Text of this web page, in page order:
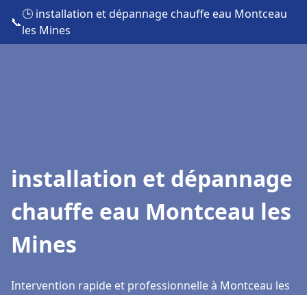
📞
🕒 installation et dépannage chauffe eau Montceau
les Mines
installation et dépannage
chauffe eau Montceau les
Mines
Intervention rapide et professionnelle à Montceau les